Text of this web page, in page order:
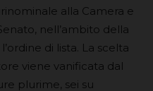
alla Camera e
nell’ambito della
di lista. La scelta
viene vanificata dal
plurime, sei su